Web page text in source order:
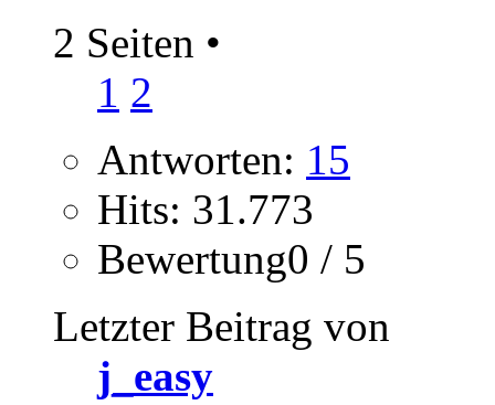
2 Seiten •
1 2
Antworten: 15
Hits: 31.773
Bewertung0 / 5
Letzter Beitrag von
j_easy